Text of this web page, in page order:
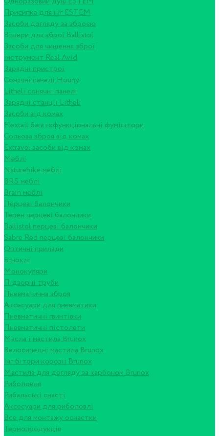
Присипка для ніг ESTEM
Засоби догляду за зброєю
Вішери для зброї Ballistol
Засоби для чищення зброї
Інструмент Real Avid
Зарядні пристрої
Сонячні панелі Houny
Litheli сонячні панелі
Зарядні станції Litheli
Засоби від комах
Flextail багатофункціональні фумігатори
Сольова зброя від комах
Extravel засоби від комах
Меблі
Naturehike меблі
BRS меблі
Brain меблі
Перцеві балончики
Терен перцеві балончики
Ballistol перцеві балончики
Sabre Red перцеві балончики
Оптичні прилади
Біноклі
Монокуляри
Підзорні труби
Пневматична зброя
Аксесуари для пневматики
Пневматичні гвинтівки
Пневматичні пістолети
Масла і мастила Brunox
Велосипедні мастила Brunox
Інгібітори корозії Brunox
Мастила для догляду за карбоном Brunox
Риболовля
Рибальські снасті
Аксесуари для риболовлі
Все для монтажу оснастки
Термопродукція